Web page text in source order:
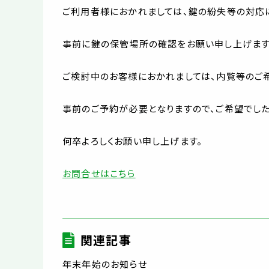
ご利用者様におかれましては、鍵の紛失等の対
事前に鍵の保管場所の確認をお願い申し上げます
ご検討中のお客様におかれましては、内覧等の
事前のご予約が必要となりますので、ご希望で
何卒よろしくお願い申し上げます。
お問合せはこちら
関連記事
年末年始のお知らせ